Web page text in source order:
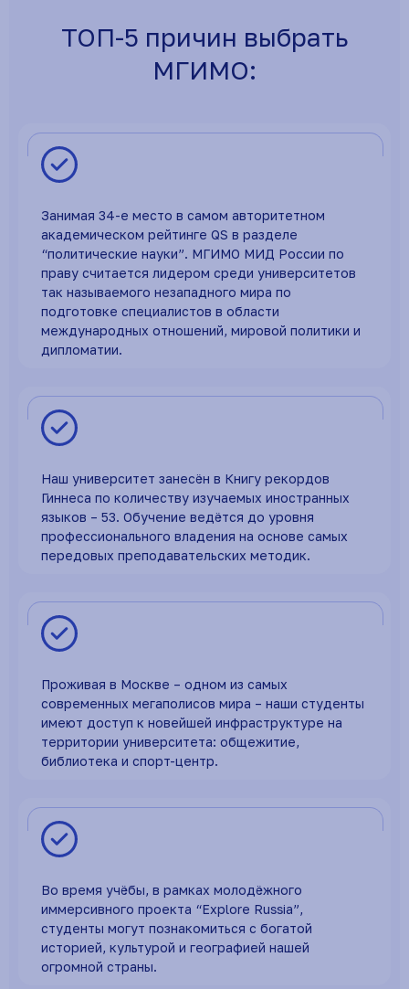
ТОП-5 причин выбрать
МГИМО:
Занимая 34-е место в самом авторитетном
академическом рейтинге QS в разделе
“политические науки”. МГИМО МИД России по
праву считается лидером среди университетов
так называемого незападного мира по
подготовке специалистов в области
международных отношений, мировой политики и
дипломатии.
Наш университет занесён в Книгу рекордов
Гиннеса по количеству изучаемых иностранных
языков – 53. Обучение ведётся до уровня
профессионального владения на основе самых
передовых преподавательских методик.
Проживая в Москве – одном из самых
современных мегаполисов мира – наши студенты
имеют доступ к новейшей инфраструктуре на
территории университета: общежитие,
библиотека и спорт-центр.
Во время учёбы, в рамках молодёжного
иммерсивного проекта “Explore Russia”,
студенты могут познакомиться с богатой
историей, культурой и географией нашей
огромной страны.